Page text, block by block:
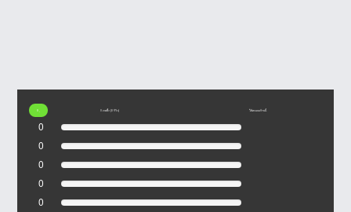
0 เรตติ้ง (0 รีวิว) ให้คะแนนร้านนี้
0
0
0
0
0